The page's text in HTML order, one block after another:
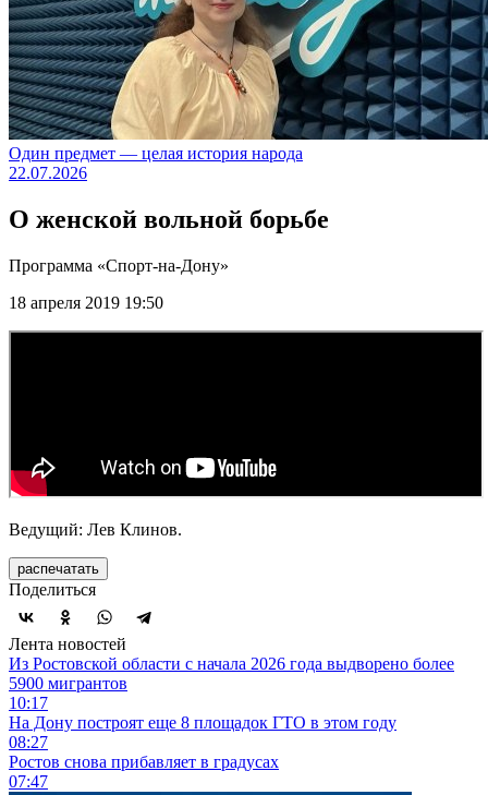
Один предмет — целая история народа
22.07.2026
О женской вольной борьбе
Программа «Спорт-на-Дону»
18 апреля 2019 19:50
Ведущий: Лев Клинов.
распечатать
Поделиться
Лента новостей
Из Ростовской области с начала 2026 года выдворено более
5900 мигрантов
10:17
На Дону построят еще 8 площадок ГТО в этом году
08:27
Ростов снова прибавляет в градусах
07:47